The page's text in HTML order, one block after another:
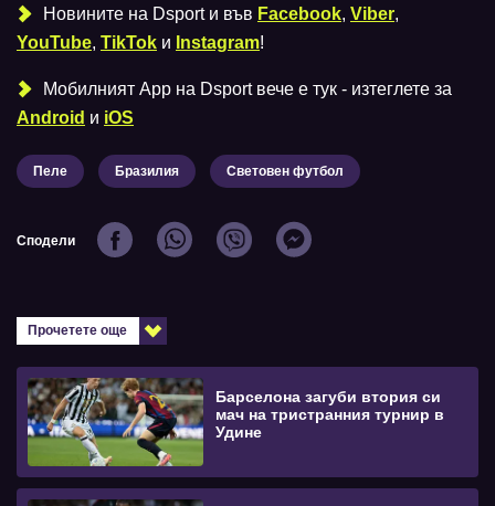
Новините на Dsport и във Facebook, Viber,
YouTube, TikTok и Instagram!
Мобилният Аpp на Dsport вече е тук - изтеглете за
Android и iOS
Пеле Бразилия Световен футбол
Сподели
Прочетете още
Барселона загуби втория си
мач на тристранния турнир в
Удине